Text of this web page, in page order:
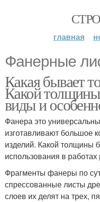
главная
Фанерные
Какая бывает
Какой
виды и
Фанера это
изготавливают большое
изделий. Какой толщины
использования в
Фрагменты фанеры по
спрессованные листы
слоев их делят на трех,